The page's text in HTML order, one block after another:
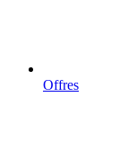
Offres